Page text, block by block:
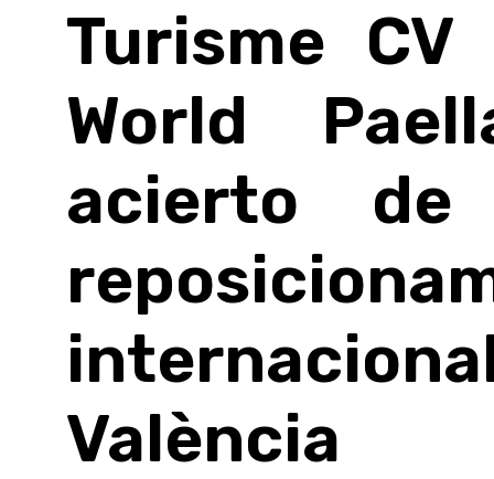
Turisme
World
acierto de
València